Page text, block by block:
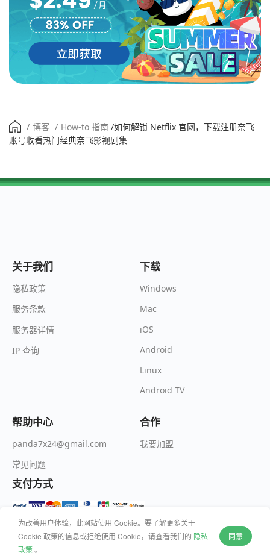
/ 博客 / How-to 指南 /如何解锁 Netflix 官网，下载注册奈飞
账号收看热门经典奈飞影视剧集
为改善用户体验，此网站使用 Cookie。要了解更多关于
Cookie 政策的信息或拒绝使用 Cookie，请查看我们的 隐私
政策。
同意
关于我们
隐私政策
服务条款
服务器详情
IP 查询
下载
Windows
Mac
iOS
Android
Linux
Android TV
帮助中心
panda7x24@gmail.com
常见问题
支付方式
合作
我要加盟